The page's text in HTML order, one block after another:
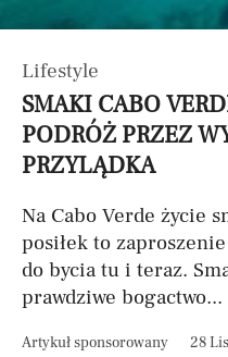
Lifestyle
SMAKI CABO
PODRÓŻ PRZEZ
PRZYLĄDKA
Na Cabo Verde życie
posiłek to
do bycia tu i teraz.
prawdziwe bogactwo...
Artykuł sponsorowany 28